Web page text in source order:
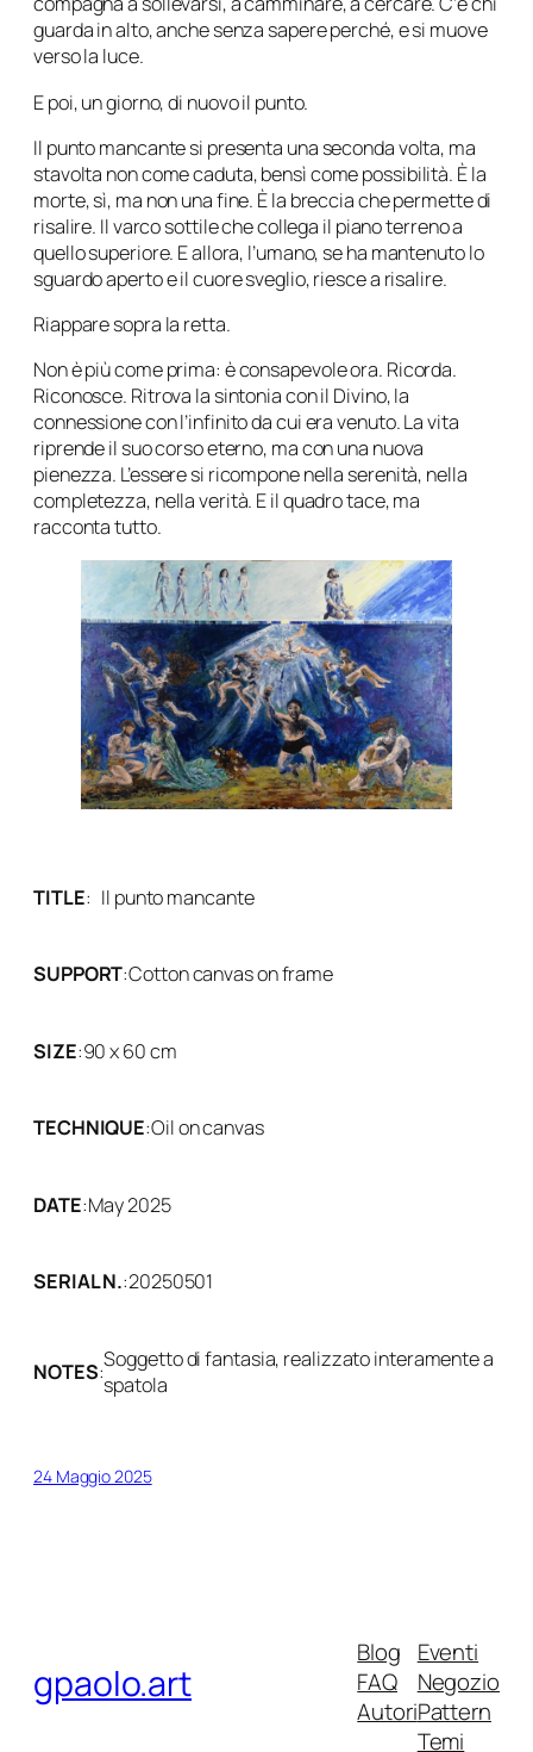
guarda in alto, anche senza sapere perché, e si muove
verso la luce.
E poi, un giorno, di nuovo il punto.
Il punto mancante si presenta una seconda volta, ma
stavolta non come caduta, bensì come possibilità. È la
morte, sì, ma non una fine. È la breccia che permette di
risalire. Il varco sottile che collega il piano terreno a
quello superiore. E allora, l’umano, se ha mantenuto lo
sguardo aperto e il cuore sveglio, riesce a risalire.
Riappare sopra la retta.
Non è più come prima: è consapevole ora. Ricorda.
Riconosce. Ritrova la sintonia con il Divino, la
connessione con l’infinito da cui era venuto. La vita
riprende il suo corso eterno, ma con una nuova
pienezza. L’essere si ricompone nella serenità, nella
completezza, nella verità. E il quadro tace, ma
racconta tutto.
TITLE: Il punto mancante
SUPPORT:Cotton canvas on frame
SIZE:90 x 60 cm
TECHNIQUE:Oil on canvas
DATE:May 2025
SERIAL N.:20250501
NOTES:Soggetto di fantasia, realizzato interamente a
spatola
24 Maggio 2025
gpaolo.art
Blog
FAQ
Autori
Eventi
Negozio
Pattern
Temi